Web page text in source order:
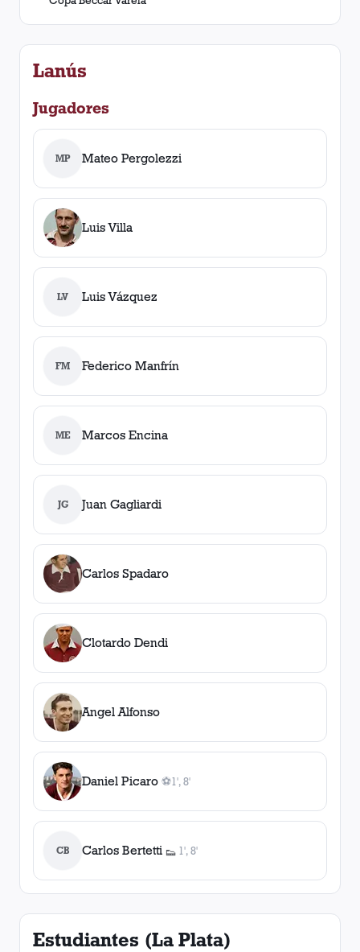
Lanús
Jugadores
MP Mateo Pergolezzi
Luis Villa
LV Luis Vázquez
FM Federico Manfrín
ME Marcos Encina
JG Juan Gagliardi
Carlos Spadaro
Clotardo Dendi
Angel Alfonso
Daniel Picaro ⚽
2goles
1', 8'
CB Carlos Bertetti 👟
2asistencia
1', 8'
Estudiantes (La Plata)